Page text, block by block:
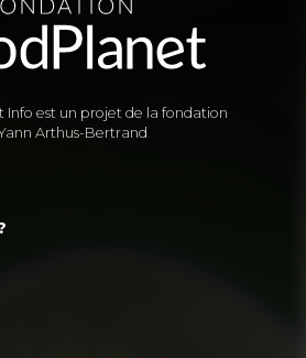
Info est un projet de la fondation
Arthus-Bertrand